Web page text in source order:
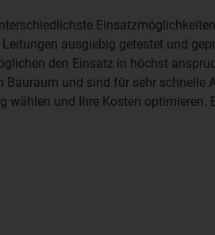
ausgiebig getestet und
den Einsatz in höchst
und sind für sehr schnelle
und Ihre Kosten optimieren.